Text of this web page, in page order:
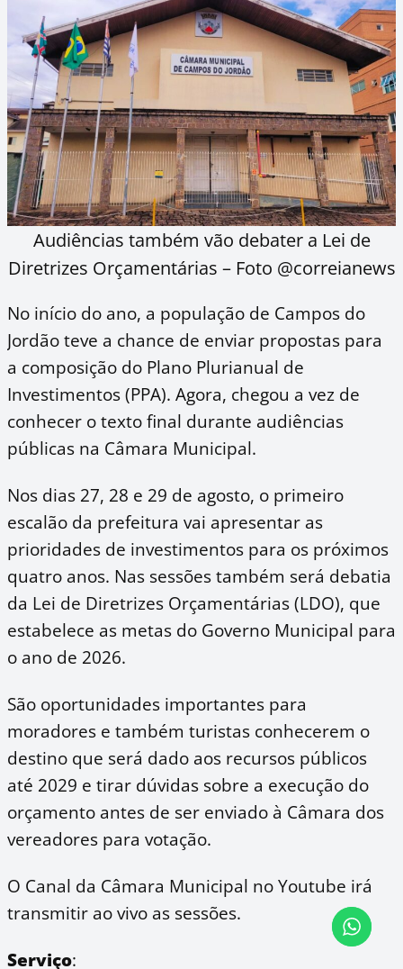
Audiências também vão debater a Lei de
Diretrizes Orçamentárias – Foto @correianews
No início do ano, a população de Campos do
Jordão teve a chance de enviar propostas para
a composição do Plano Plurianual de
Investimentos (PPA). Agora, chegou a vez de
conhecer o texto final durante audiências
públicas na Câmara Municipal.
Nos dias 27, 28 e 29 de agosto, o primeiro
escalão da prefeitura vai apresentar as
prioridades de investimentos para os próximos
quatro anos. Nas sessões também será debatia
da Lei de Diretrizes Orçamentárias (LDO), que
estabelece as metas do Governo Municipal para
o ano de 2026.
São oportunidades importantes para
moradores e também turistas conhecerem o
destino que será dado aos recursos públicos
até 2029 e tirar dúvidas sobre a execução do
orçamento antes de ser enviado à Câmara dos
vereadores para votação.
O Canal da Câmara Municipal no Youtube irá
transmitir ao vivo as sessões.
Serviço: